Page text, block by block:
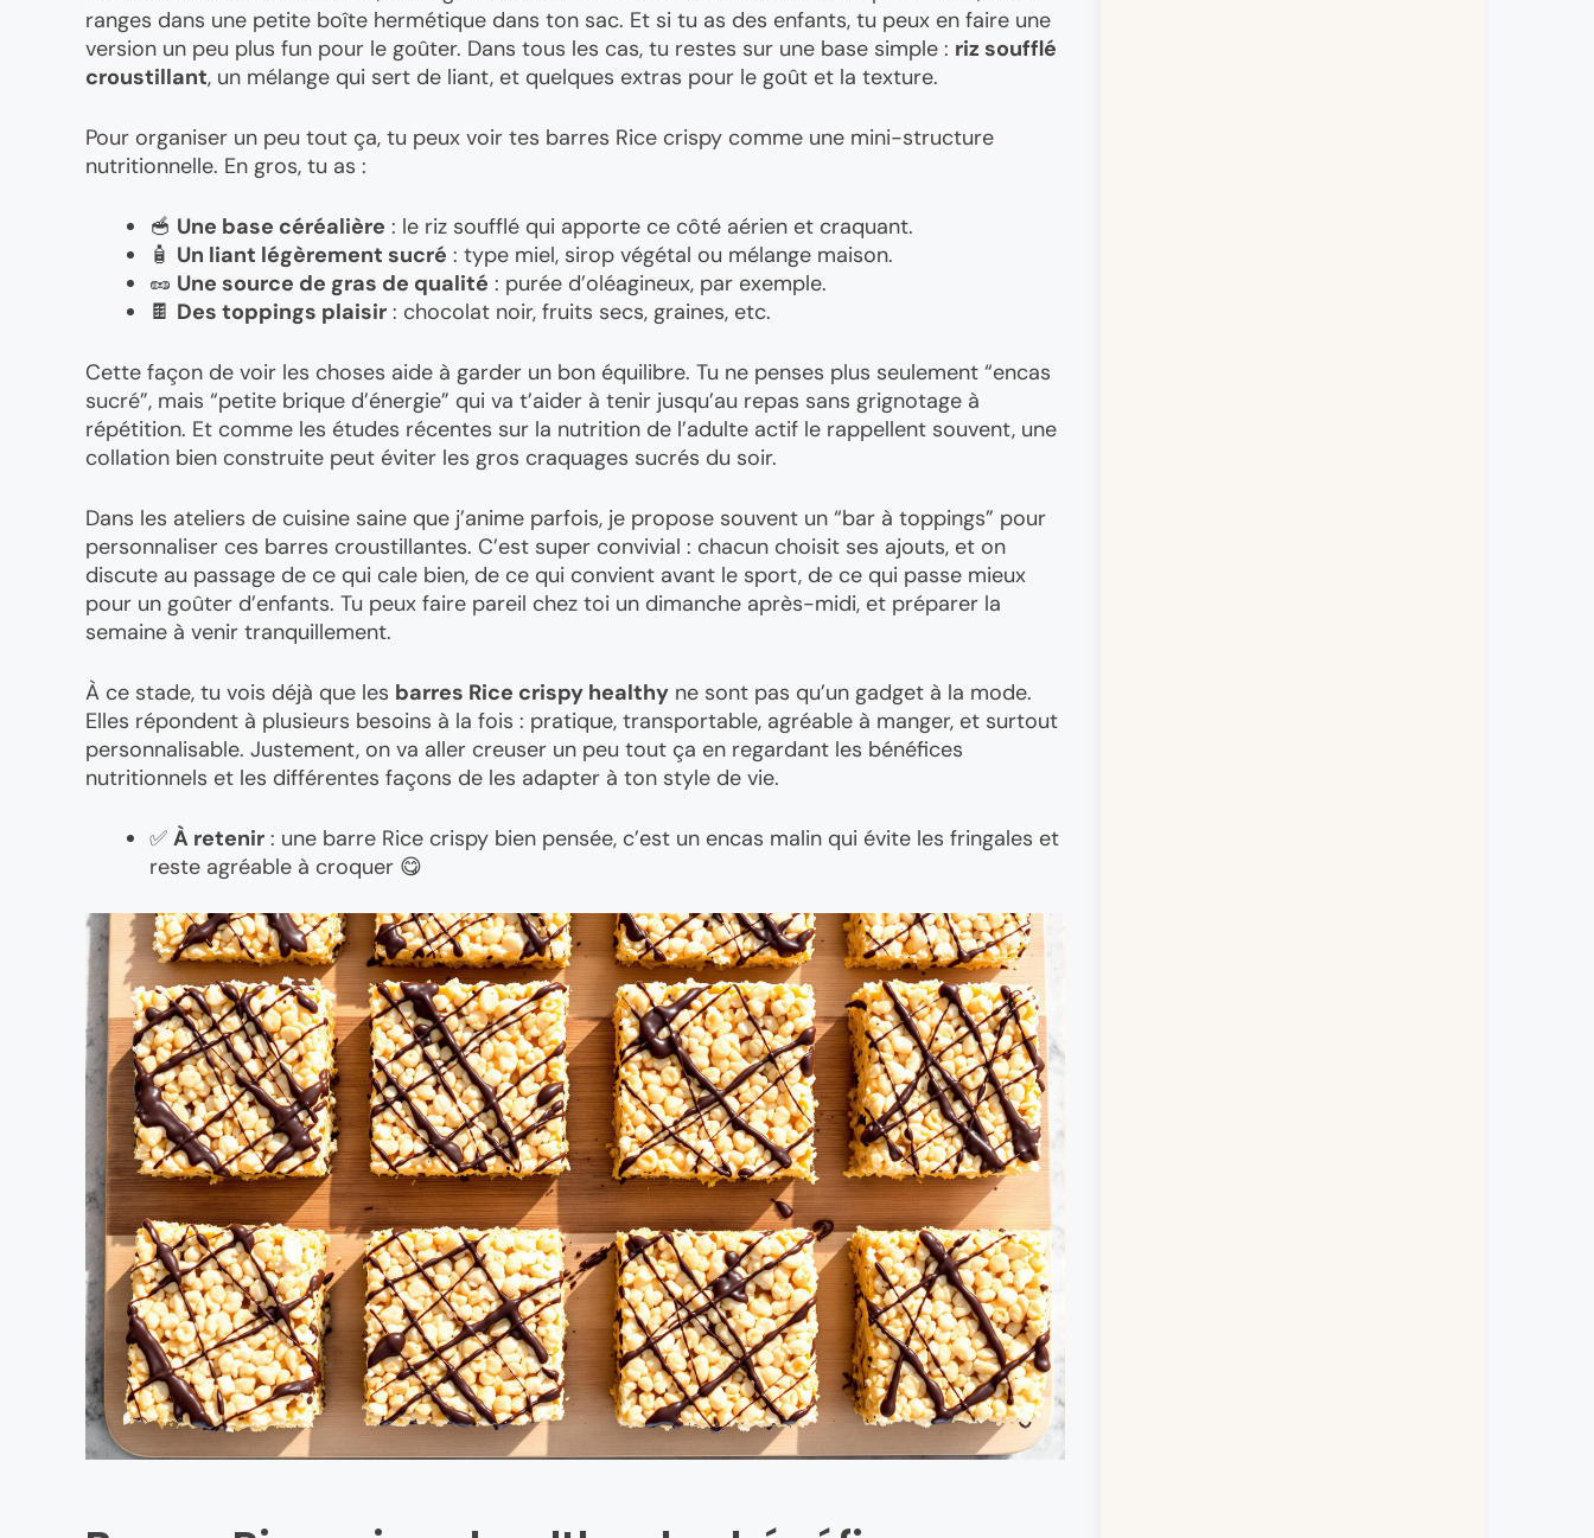
ranges dans une petite boîte hermétique dans ton sac. Et si tu as des enfants, tu peux en faire une
version un peu plus fun pour le goûter. Dans tous les cas, tu restes sur une base simple : riz soufflé
croustillant, un mélange qui sert de liant, et quelques extras pour le goût et la texture.
Pour organiser un peu tout ça, tu peux voir tes barres Rice crispy comme une mini-structure
nutritionnelle. En gros, tu as :
🥣 Une base céréalière : le riz soufflé qui apporte ce côté aérien et craquant.
🧴 Un liant légèrement sucré : type miel, sirop végétal ou mélange maison.
🥜 Une source de gras de qualité : purée d’oléagineux, par exemple.
🍫 Des toppings plaisir : chocolat noir, fruits secs, graines, etc.
Cette façon de voir les choses aide à garder un bon équilibre. Tu ne penses plus seulement “encas
sucré”, mais “petite brique d’énergie” qui va t’aider à tenir jusqu’au repas sans grignotage à
répétition. Et comme les études récentes sur la nutrition de l’adulte actif le rappellent souvent, une
collation bien construite peut éviter les gros craquages sucrés du soir.
Dans les ateliers de cuisine saine que j’anime parfois, je propose souvent un “bar à toppings” pour
personnaliser ces barres croustillantes. C’est super convivial : chacun choisit ses ajouts, et on
discute au passage de ce qui cale bien, de ce qui convient avant le sport, de ce qui passe mieux
pour un goûter d’enfants. Tu peux faire pareil chez toi un dimanche après-midi, et préparer la
semaine à venir tranquillement.
À ce stade, tu vois déjà que les barres Rice crispy healthy ne sont pas qu’un gadget à la mode.
Elles répondent à plusieurs besoins à la fois : pratique, transportable, agréable à manger, et surtout
personnalisable. Justement, on va aller creuser un peu tout ça en regardant les bénéfices
nutritionnels et les différentes façons de les adapter à ton style de vie.
✅ À retenir : une barre Rice crispy bien pensée, c’est un encas malin qui évite les fringales et
reste agréable à croquer 😋